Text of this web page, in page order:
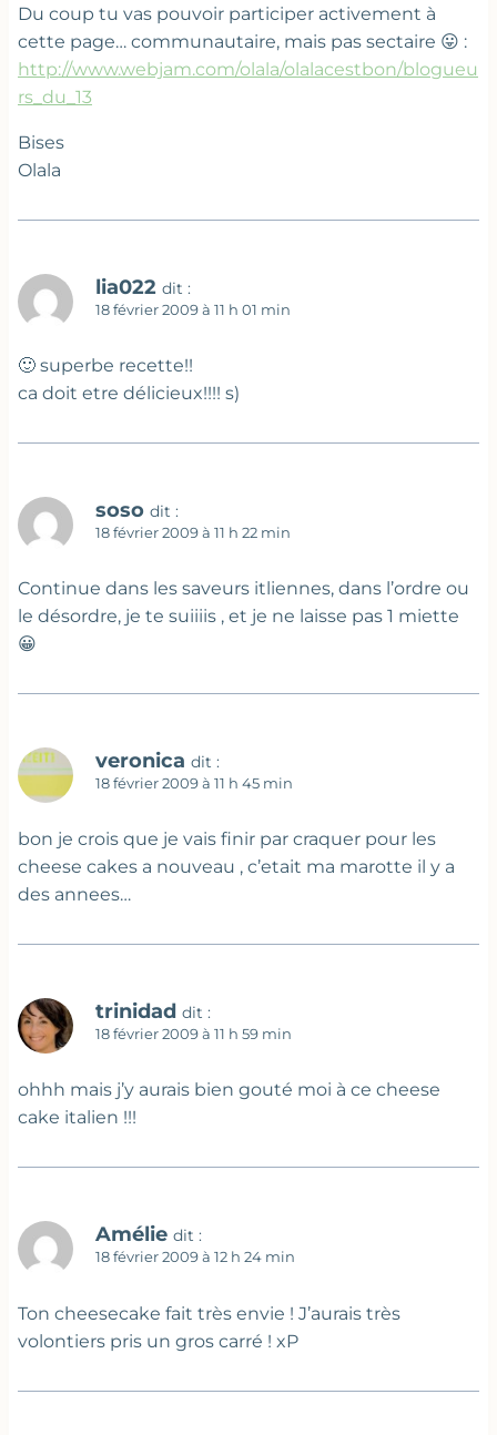
Du coup tu vas pouvoir participer activement à
cette page… communautaire, mais pas sectaire 😛 :
http://www.webjam.com/olala/olalacestbon/blogueu
rs_du_13
Bises
Olala
lia022 dit :
18 février 2009 à 11 h 01 min
🙂 superbe recette!!
ca doit etre délicieux!!!! s)
soso dit :
18 février 2009 à 11 h 22 min
Continue dans les saveurs itliennes, dans l’ordre ou
le désordre, je te suiiiis , et je ne laisse pas 1 miette
😀
veronica dit :
18 février 2009 à 11 h 45 min
bon je crois que je vais finir par craquer pour les
cheese cakes a nouveau , c’etait ma marotte il y a
des annees…
trinidad dit :
18 février 2009 à 11 h 59 min
ohhh mais j’y aurais bien gouté moi à ce cheese
cake italien !!!
Amélie dit :
18 février 2009 à 12 h 24 min
Ton cheesecake fait très envie ! J’aurais très
volontiers pris un gros carré ! xP